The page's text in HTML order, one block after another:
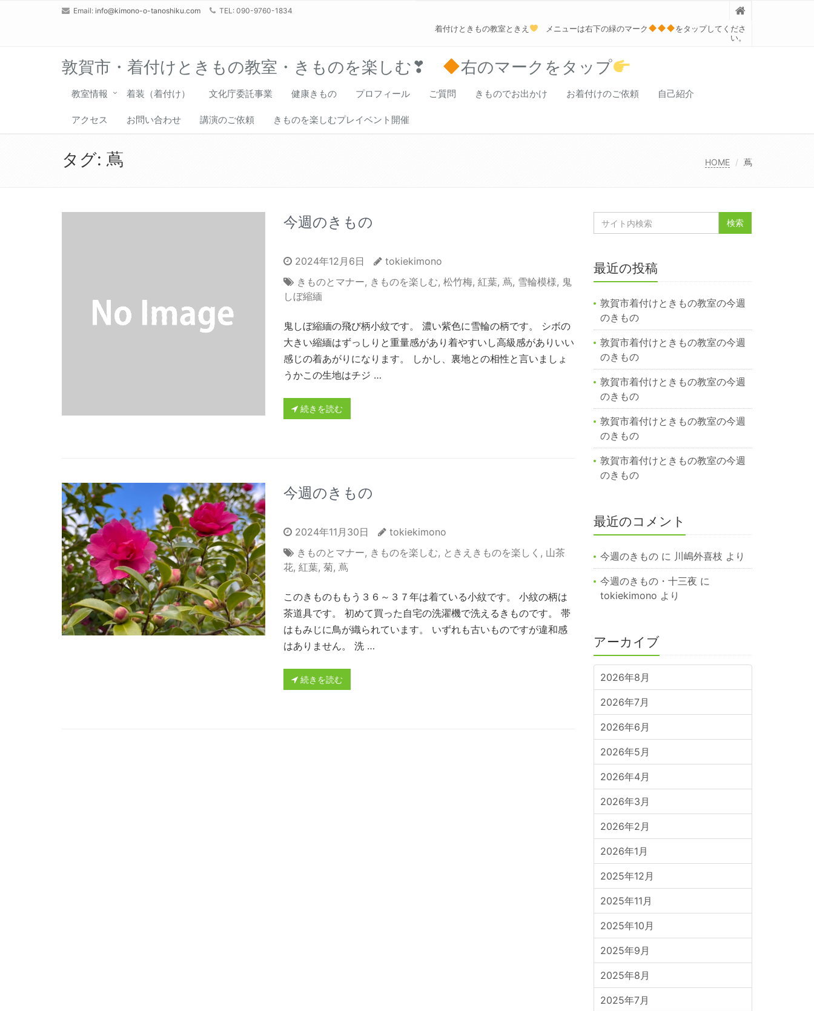
Email: info@kimono-o-tanoshiku.com TEL: 090-9760-1834
着付けときもの教室ときえ メニューは右下の緑のマーク
をタップしてくださ
い。
敦賀市・着付けときもの教室・きものを楽しむ❣ 右のマークをタップ
教室情報 着装（着付け） 文化庁委託事業 健康きもの プロフィール ご質問 きものでお出かけ お着付けのご依頼 自己紹介
アクセス お問い合わせ 講演のご依頼 きものを楽しむプレイベント開催
タグ: 蔦 HOME 蔦
今週のきもの
2024年12月6日
tokiekimono
きものとマナー, きものを楽しむ, 松竹梅, 紅葉, 蔦, 雪輪模様, 鬼
しぼ縮緬
鬼しぼ縮緬の飛び柄小紋です。 濃い紫色に雪輪の柄です。 シボの
大きい縮緬はずっしりと重量感があり着やすいし高級感がありいい
感じの着あがりになります。 しかし、裏地との相性と言いましょ
うかこの生地はチジ …
続きを読む
今週のきもの
2024年11月30日
tokiekimono
きものとマナー, きものを楽しむ, ときえきものを楽しく , 山茶
花, 紅葉, 菊, 蔦
このきものももう３６～３７年は着ている小紋です。 小紋の柄は
茶道具です。 初めて買った自宅の洗濯機で洗えるきものです。 帯
はもみじに鳥が織られています。 いずれも古いものですが違和感
はありません。 洗 …
続きを読む
最近の投稿
敦賀市着付けときもの教室の今週
のきもの
敦賀市着付けときもの教室の今週
のきもの
敦賀市着付けときもの教室の今週
のきもの
敦賀市着付けときもの教室の今週
のきもの
敦賀市着付けときもの教室の今週
のきもの
最近のコメント
今週のきものに 川嶋外喜枝 より
今週のきもの・十三夜 に
tokiekimono より
アーカイブ
2026年8月
2026年7月
2026年6月
2026年5月
2026年4月
2026年3月
2026年2月
2026年1月
2025年12月
2025年11月
2025年10月
2025年9月
2025年8月
2025年7月